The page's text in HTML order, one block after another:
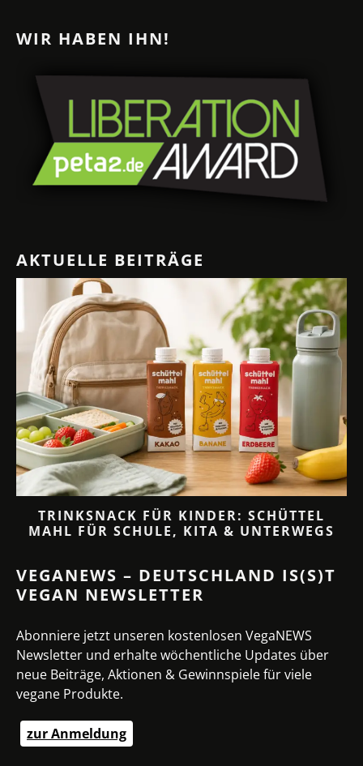
WIR HABEN IHN!
AKTUELLE BEITRÄGE
TRINKSNACK FÜR KINDER: SCHÜTTEL
MAHL FÜR SCHULE, KITA & UNTERWEGS
VEGANEWS – DEUTSCHLAND IS(S)T
VEGAN NEWSLETTER
Abonniere jetzt unseren kostenlosen VegaNEWS
Newsletter und erhalte wöchentliche Updates über
neue Beiträge, Aktionen & Gewinnspiele für viele
vegane Produkte.
zur Anmeldung